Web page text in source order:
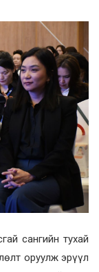
сангийн тухай
оруулж эрүүл